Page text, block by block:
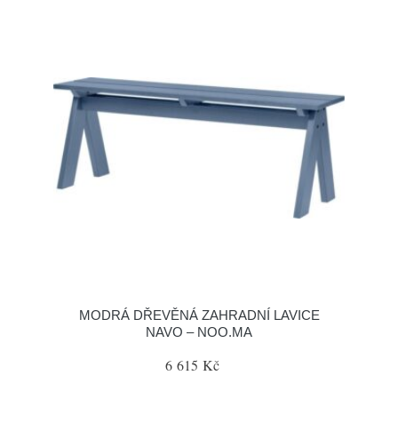
MODRÁ DŘEVĚNÁ ZAHRADNÍ LAVICE
NAVO – NOO.MA
6 615 Kč